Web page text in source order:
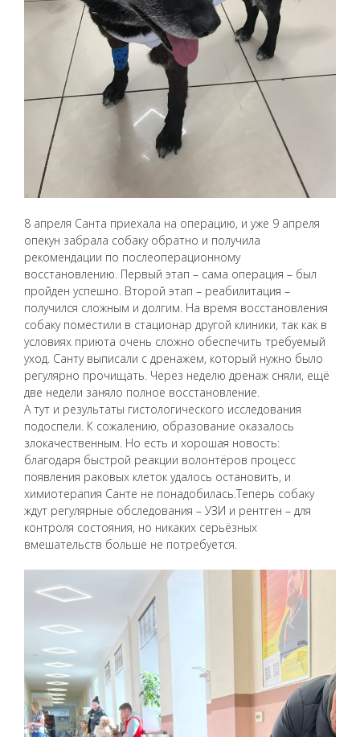
8 апреля Санта приехала на операцию, и уже 9 апреля
опекун забрала собаку обратно и получила
рекомендации по послеоперационному
восстановлению. Первый этап – сама операция – был
пройден успешно. Второй этап – реабилитация –
получился сложным и долгим. На время восстановления
собаку поместили в стационар другой клиники, так как в
условиях приюта очень сложно обеспечить требуемый
уход. Санту выписали с дренажем, который нужно было
регулярно прочищать. Через неделю дренаж сняли, ещё
две недели заняло полное восстановление.
А тут и результаты гистологического исследования
подоспели. К сожалению, образование оказалось
злокачественным. Но есть и хорошая новость:
благодаря быстрой реакции волонтёров процесс
появления раковых клеток удалось остановить, и
химиотерапия Санте не понадобилась.Теперь собаку
ждут регулярные обследования – УЗИ и рентген – для
контроля состояния, но никаких серьёзных
вмешательств больше не потребуется.